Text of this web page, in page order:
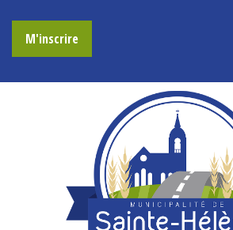
M'inscrire